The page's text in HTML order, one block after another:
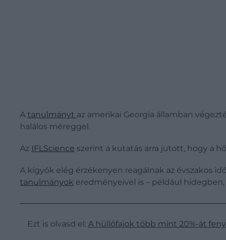
A tanulmányt az amerikai Georgia államban
halálos méreggel.
Az IFLScience szerint a kutatás arra jutott, hogy a
A kígyók elég érzékenyen reagálnak az évszakos
tanulmányok eredményeivel is – például
Ezt is olvasd el: A hüllőfajok több mint 20%-át